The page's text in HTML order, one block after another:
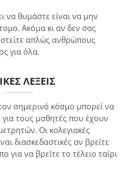
να θυμάστε είναι να μην
Ακόμα κι αν δεν σας
απλώς ανθρώπους
για όλα.
ΛΈΞΕΙΣ
σημερινό κόσμο μπορεί να
για τους μαθητές που έχουν
Οι κολεγιακές
διασκεδαστικές αν βρείτε
για να βρείτε το τέλειο ταίρι